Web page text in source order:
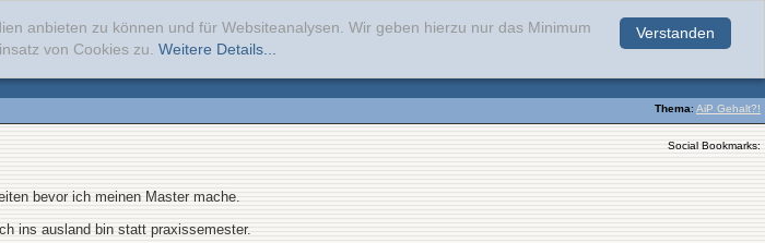
Verstanden
anbieten zu können und für Websiteanalysen. Wir geben hierzu nur das Minimum
von Cookies zu. Weitere Details...
Thema: AiP Gehalt?!
Social Bookmarks:
bevor ich meinen Master mache.
ins ausland bin statt praxissemester.